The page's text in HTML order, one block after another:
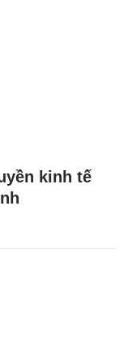
kinh tế